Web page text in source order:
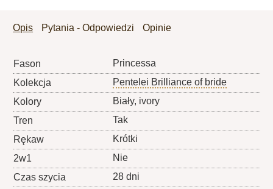
Opis Pytania - Odpowiedzi Opinie
Fason
Princessa
Kolekcja
Pentelei Brilliance of bride
Kolory
Biały, ivory
Tren
Tak
Rękaw
Krótki
2w1
Nie
Czas szycia
28 dni